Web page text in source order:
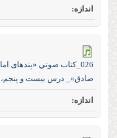
026_كتاب صوتي «پند‌های
صادق»_ درس بیست و پنجم،